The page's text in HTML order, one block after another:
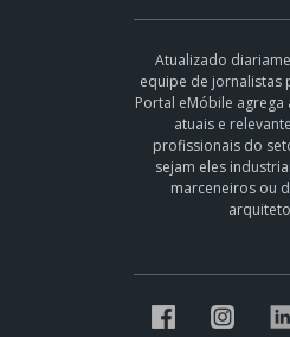
Atualizado
equipe de jornalistas
Portal eMóbile agrega
atuais e
profissionais do
sejam eles
marceneiros ou